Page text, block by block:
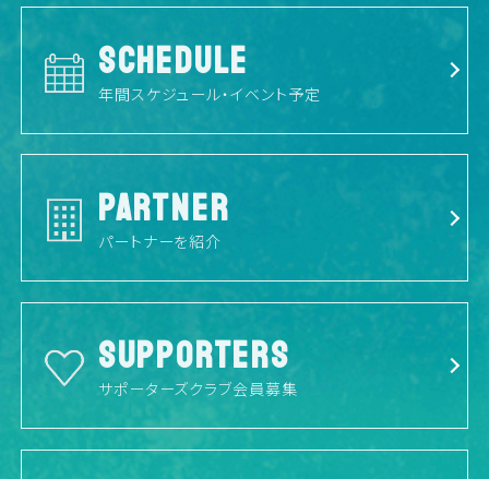
SCHEDULE
年間スケジュール・イベント予定
PARTNER
パートナーを紹介
SUPPORTERS
サポーターズクラブ会員募集